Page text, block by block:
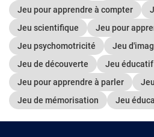
Jeu pour apprendre à compter
Jeu scientifique
Jeu pour
Jeu psychomotricité
Jeu
Jeu de découverte
Jeu éducatif
Jeu pour apprendre à parler
Jeu de mémorisation
Jeu